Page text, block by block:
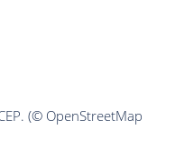
(© OpenStreetMap